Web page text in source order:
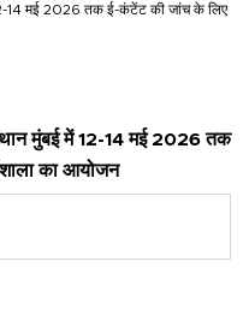
14 मई 2026 तक ई-कंटेंट की जांच के लिए
मुंबई में 12-14 मई 2026 तक
का आयोजन